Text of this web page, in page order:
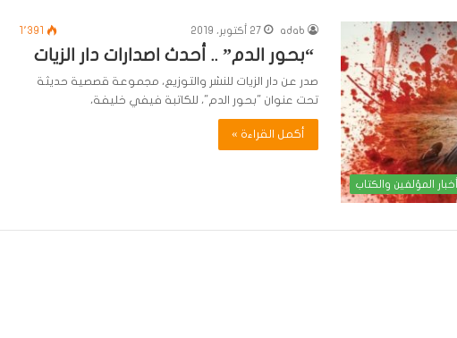
أخبار المؤلفين والكتاب
adab 27 أكتوبر، 2019 1٬391
“بحور الدم” .. أحدث اصدارات دار الزيات
صدر عن دار الزيات للنشر والتوزيع، مجموعة قصصية حديثة
تحت عنوان "بحور الدم"، للكاتبة فيفي خليفة،
أكمل القراءة »